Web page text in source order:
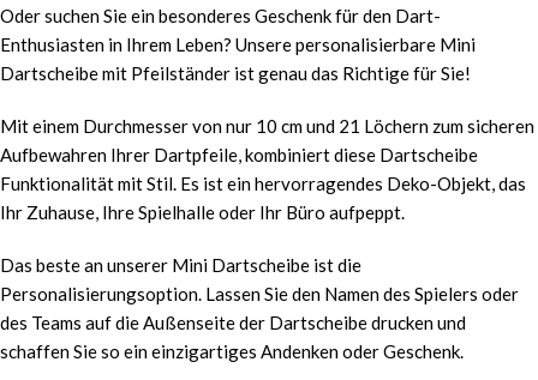
Oder suchen Sie ein besonderes Geschenk für den Dart-
Enthusiasten in Ihrem Leben? Unsere personalisierbare Mini
Dartscheibe mit Pfeilständer ist genau das Richtige für Sie!
Mit einem Durchmesser von nur 10 cm und 21 Löchern zum sicheren
Aufbewahren Ihrer Dartpfeile, kombiniert diese Dartscheibe
Funktionalität mit Stil. Es ist ein hervorragendes Deko-Objekt, das
Ihr Zuhause, Ihre Spielhalle oder Ihr Büro aufpeppt.
Das beste an unserer Mini Dartscheibe ist die
Personalisierungsoption. Lassen Sie den Namen des Spielers oder
des Teams auf die Außenseite der Dartscheibe drucken und
schaffen Sie so ein einzigartiges Andenken oder Geschenk.